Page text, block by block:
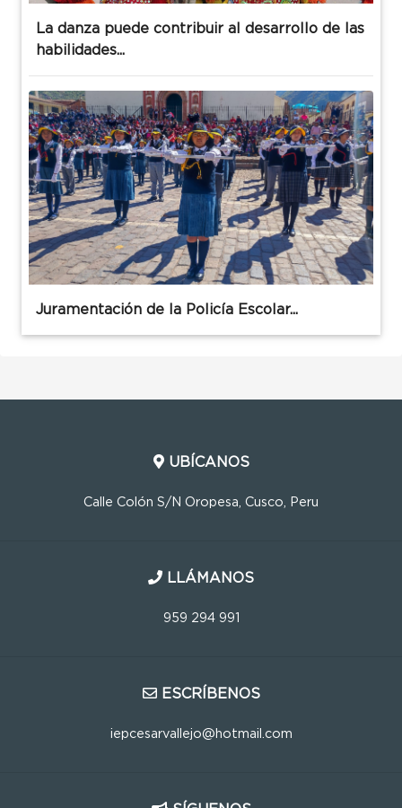
La danza puede contribuir al desarrollo de las
habilidades...
Juramentación de la Policía Escolar...
UBÍCANOS
Calle Colón S/N Oropesa, Cusco, Peru
LLÁMANOS
959 294 991
ESCRÍBENOS
iepcesarvallejo@hotmail.com